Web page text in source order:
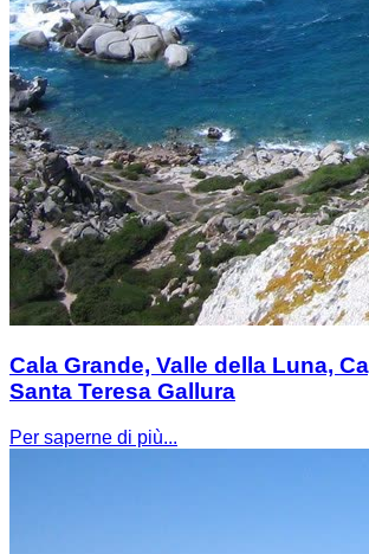
Cala Grande, Valle della Luna,
Santa Teresa Gallura
Per saperne di più...